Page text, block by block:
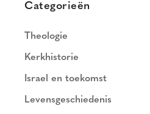
Categorieën
Theologie
Kerkhistorie
Israel en toekomst
Levensgeschiedenis